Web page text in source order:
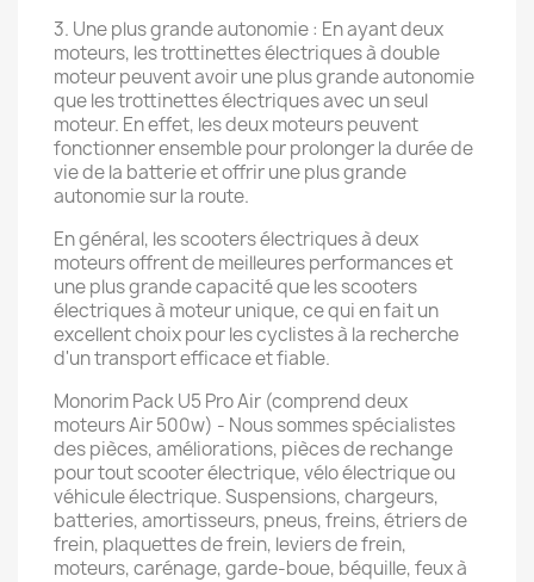
3. Une plus grande autonomie : En ayant deux
moteurs, les trottinettes électriques à double
moteur peuvent avoir une plus grande autonomie
que les trottinettes électriques avec un seul
moteur. En effet, les deux moteurs peuvent
fonctionner ensemble pour prolonger la durée de
vie de la batterie et offrir une plus grande
autonomie sur la route.
En général, les scooters électriques à deux
moteurs offrent de meilleures performances et
une plus grande capacité que les scooters
électriques à moteur unique, ce qui en fait un
excellent choix pour les cyclistes à la recherche
d'un transport efficace et fiable.
Monorim Pack U5 Pro Air (comprend deux
moteurs Air 500w) - Nous sommes spécialistes
des pièces, améliorations, pièces de rechange
pour tout scooter électrique, vélo électrique ou
véhicule électrique. Suspensions, chargeurs,
batteries, amortisseurs, pneus, freins, étriers de
frein, plaquettes de frein, leviers de frein,
moteurs, carénage, garde-boue, béquille, feux à